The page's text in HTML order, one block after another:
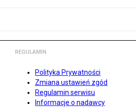
REGULAMIN
Polityka Prywatności
Zmiana ustawień zgód
Regulamin serwisu
Informacje o nadawcy